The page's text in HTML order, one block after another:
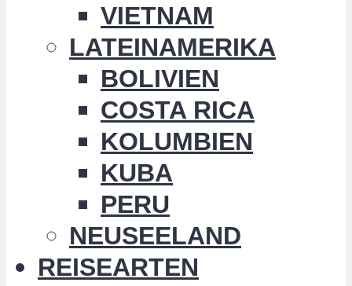
VIETNAM
LATEINAMERIKA
BOLIVIEN
COSTA RICA
KOLUMBIEN
KUBA
PERU
NEUSEELAND
REISEARTEN